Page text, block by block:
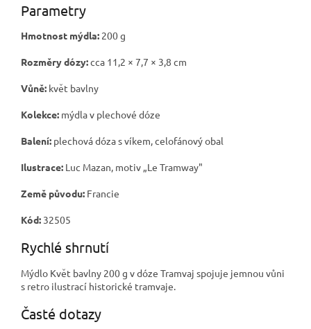
Parametry
Hmotnost mýdla: 200 g
Rozměry dózy:cca 11,2 × 7,7 × 3,8 cm
Vůně: květ bavlny
Kolekce: mýdla v plechové dóze
Balení: plechová dóza s víkem, celofánový obal
Ilustrace: Luc Mazan, motiv „Le Tramway"
Země původu: Francie
Kód: 32505
Rychlé shrnutí
Mýdlo Květ bavlny 200 g v dóze Tramvaj spojuje jemnou vůni
s retro ilustrací historické tramvaje.
Časté dotazy